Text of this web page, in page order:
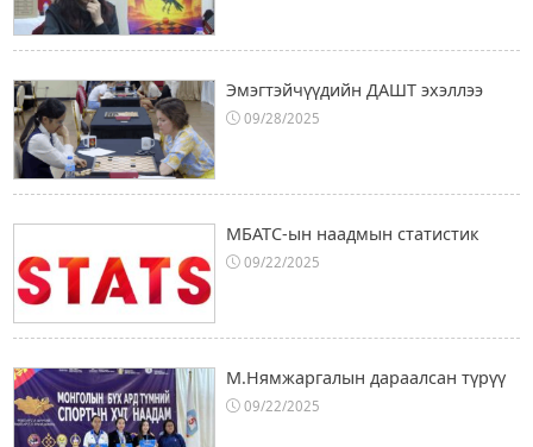
Эмэгтэйчүүдийн ДАШТ эхэллээ
09/28/2025
МБАТС-ын наадмын статистик
09/22/2025
М.Нямжаргалын дараалсан түрүү
09/22/2025